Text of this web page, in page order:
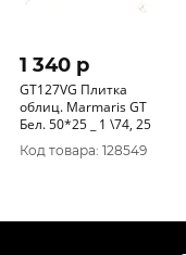
1 340 p
GT127VG Плитка
облиц. Marmaris GT
Бел. 50*25 _ 1 \74, 25
Код товара: 128549